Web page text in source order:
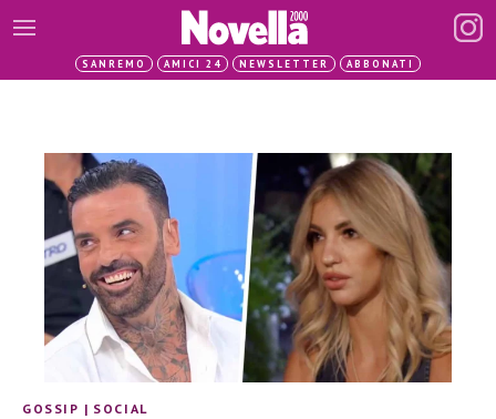
SANREMO AMICI 24 NEWSLETTER ABBONATI
GOSSIP | SOCIAL